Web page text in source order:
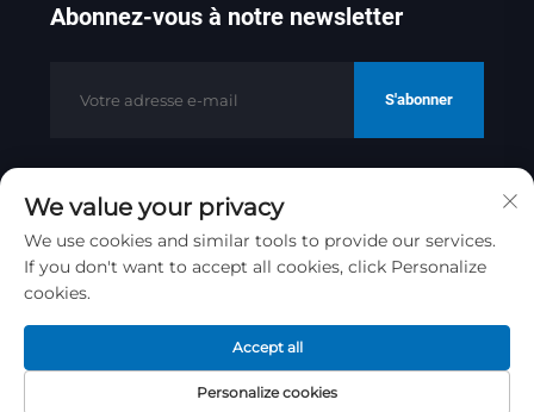
Abonnez-vous à notre newsletter
S'abonner
Copyright © 2025 par Jinan Golden
Bridge Precision Machinery Co.ltd
Politique de confidentialité
Remonter en haut
We value your privacy
We use cookies and similar tools to provide our services.
If you don't want to accept all cookies, click Personalize
cookies.
Personalize cookies
Accept all